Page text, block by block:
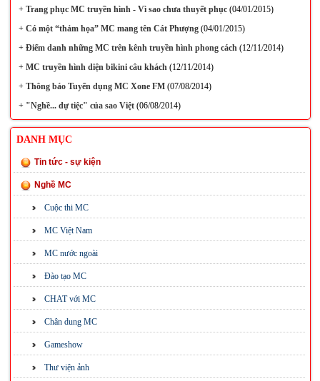
+Trang phục MC truyền hình - Vì sao chưa thuyết phục(04/01/2015)
+Có một “thảm họa” MC mang tên Cát Phượng(04/01/2015)
+Điểm danh những MC trên kênh truyền hình phong cách(12/11/2014)
+MC truyền hình diện bikini câu khách(12/11/2014)
+Thông báo Tuyển dụng MC Xone FM(07/08/2014)
+"Nghề... dự tiệc" của sao Việt(06/08/2014)
DANH MỤC
Tin tức - sự kiện
Nghề MC
Cuộc thi MC
MC Việt Nam
MC nước ngoài
Đào tạo MC
CHAT với MC
Chân dung MC
Gameshow
Thư viện ảnh